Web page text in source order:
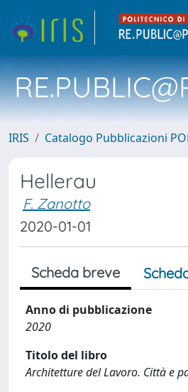
IRIS Catalogo Pubblicazioni
Hellerau
F. Zanotto
2020-01-01
Scheda breve
Anno di pubblicazione
2020
Titolo del libro
Architetture del Lavoro. Città e